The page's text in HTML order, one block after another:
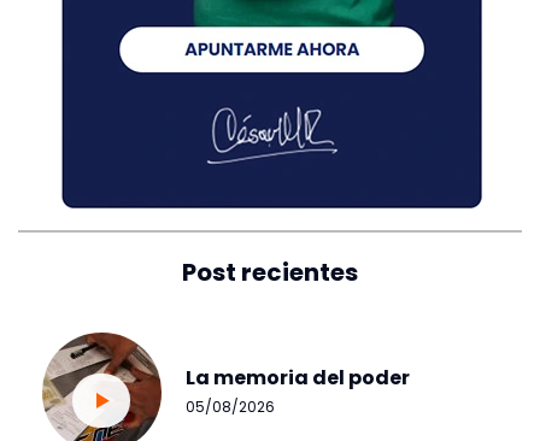
Post recientes
La memoria del poder
05/08/2026